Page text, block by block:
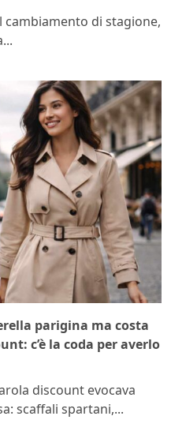
cambiamento di stagione,
parigina ma costa
c’è la coda per averlo
discount evocava
scaffali spartani,...